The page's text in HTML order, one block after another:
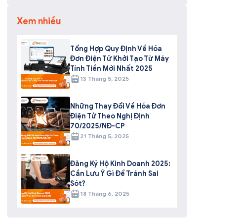
Xem nhiều
Tổng Hợp Quy Định Về Hóa
Đơn Điện Tử Khởi Tạo Từ Máy
Tính Tiền Mới Nhất 2025
13 Tháng 5, 2025
Những Thay Đổi Về Hóa Đơn
Điện Tử Theo Nghị Định
70/2025/NĐ-CP
21 Tháng 5, 2025
Đăng Ký Hộ Kinh Doanh 2025:
Cần Lưu Ý Gì Để Tránh Sai
Sót?
18 Tháng 6, 2025